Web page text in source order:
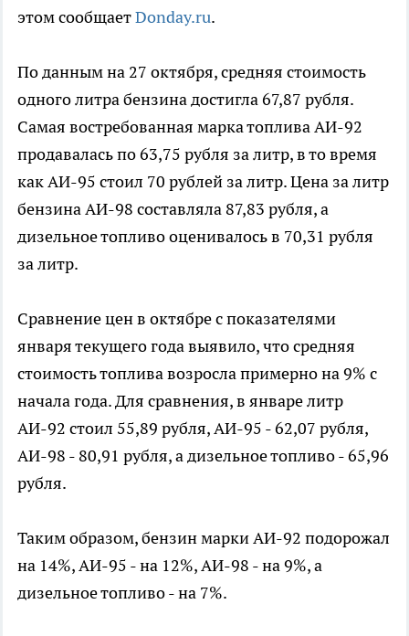
этом сообщаетDonday.ru.
По данным на 27 октября, средняя стоимость
одного литра бензина достигла 67,87 рубля.
Самая востребованная марка топлива АИ-92
продавалась по 63,75 рубля за литр, в то время
как АИ-95 стоил 70 рублей за литр. Цена за литр
бензина АИ-98 составляла 87,83 рубля, а
дизельное топливо оценивалось в 70,31 рубля
за литр.
Сравнение цен в октябре с показателями
января текущего года выявило, что средняя
стоимость топлива возросла примерно на 9% с
начала года. Для сравнения, в январе литр
АИ-92 стоил 55,89 рубля, АИ-95 - 62,07 рубля,
АИ-98 - 80,91 рубля, а дизельное топливо - 65,96
рубля.
Таким образом, бензин марки АИ-92 подорожал
на 14%, АИ-95 - на 12%, АИ-98 - на 9%, а
дизельное топливо - на 7%.